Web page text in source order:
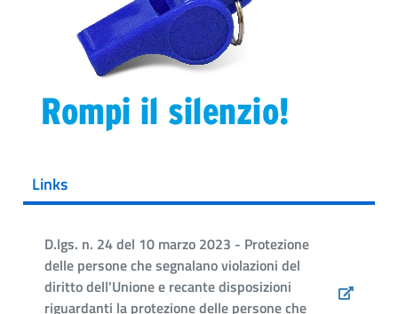
Links
D.lgs. n. 24 del 10 marzo 2023 - Protezione
delle persone che segnalano violazioni del
diritto dell'Unione e recante disposizioni
riguardanti la protezione delle persone che